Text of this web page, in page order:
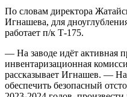
По словам директора
Игнашева, для
работает п/к Т-175.
— На заводе идёт активная
инвентаризационная
рассказывает Игнашев. —
обеспечить безопасный